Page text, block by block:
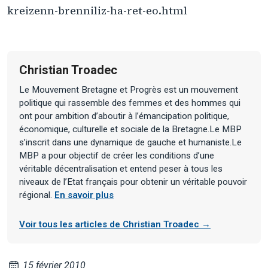
kreizenn-brenniliz-ha-ret-eo.html
Christian Troadec
Le Mouvement Bretagne et Progrès est un mouvement
politique qui rassemble des femmes et des hommes qui
ont pour ambition d’aboutir à l’émancipation politique,
économique, culturelle et sociale de la Bretagne.Le MBP
s’inscrit dans une dynamique de gauche et humaniste.Le
MBP a pour objectif de créer les conditions d’une
véritable décentralisation et entend peser à tous les
niveaux de l’Etat français pour obtenir un véritable pouvoir
régional. En savoir plus
Voir tous les articles de Christian Troadec →
15 février 2010